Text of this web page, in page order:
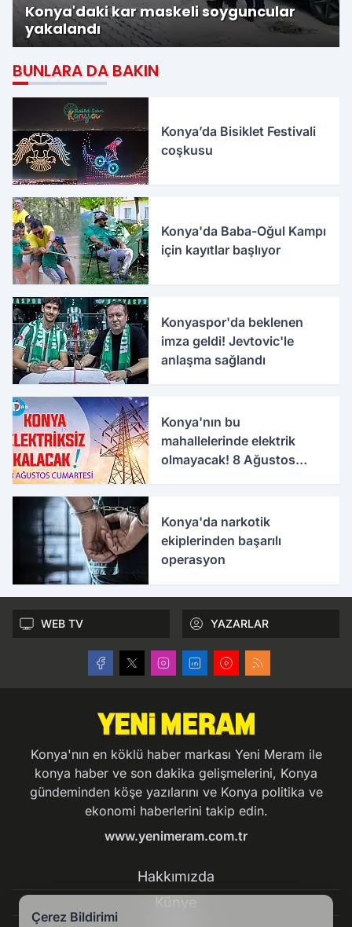
Konya'daki kar maskeli soyguncular
yakalandı
BUNLARA DA BAKIN
Konya’da Bisiklet Festivali
coşkusu
Konya'da Baba-Oğul Kampı
için kayıtlar başlıyor
Konyaspor'da beklenen
imza geldi! Jevtovic'le
anlaşma sağlandı
Konya'nın bu
mahallelerinde elektrik
olmayacak! 8 Ağustos
Konya'da narkotik
ekiplerinden başarılı
operasyon
WEB TV YAZARLAR
Konya'nın en köklü haber markası Yeni Meram ile
konya haber ve son dakika gelişmelerini, Konya
gündeminden köşe yazılarını ve Konya politika ve
ekonomi haberlerini takip edin.
www.yenimeram.com.tr
Hakkımızda
Künye
Çerez Bildirimi